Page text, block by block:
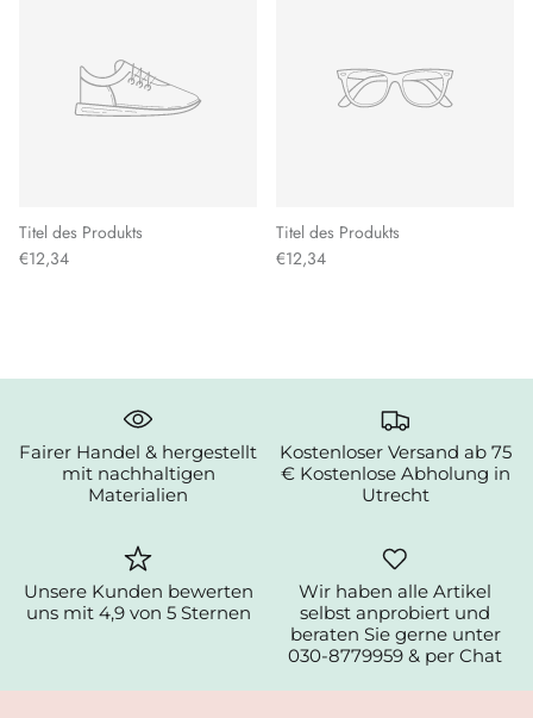
Titel des Produkts
€12,34
Titel des Produkts
€12,34
Fairer Handel & hergestellt
mit nachhaltigen
Materialien
Kostenloser Versand ab 75
€ Kostenlose Abholung in
Utrecht
Unsere Kunden bewerten
uns mit 4,9 von 5 Sternen
Wir haben alle Artikel
selbst anprobiert und
beraten Sie gerne unter
030-8779959 & per Chat